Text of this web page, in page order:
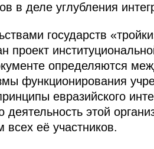
в деле углубления
государств
проект
определяются
функционирования
евразийского
деятельность этой
всех её участников.